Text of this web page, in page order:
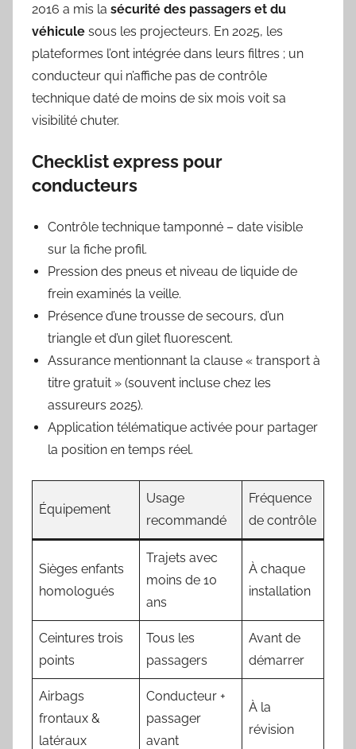
2016 a mis la sécurité des passagers et du
véhicule sous les projecteurs. En 2025, les
plateformes l’ont intégrée dans leurs filtres ; un
conducteur qui n’affiche pas de contrôle
technique daté de moins de six mois voit sa
visibilité chuter.
Checklist express pour
conducteurs
Contrôle technique tamponné – date visible
sur la fiche profil.
Pression des pneus et niveau de liquide de
frein examinés la veille.
Présence d’une trousse de secours, d’un
triangle et d’un gilet fluores­cent.
Assurance mentionnant la clause « transport à
titre gratuit » (souvent incluse chez les
assureurs 2025).
Application télématique activée pour partager
la position en temps réel.
Équipement
Usage
recommandé
Fréquence
de contrôle
Sièges enfants
homologués
Trajets avec
moins de 10
ans
À chaque
installation
Ceintures trois
points
Tous les
passagers
Avant de
démarrer
Airbags
frontaux &
latéraux
Conducteur +
passager
avant
À la
révision